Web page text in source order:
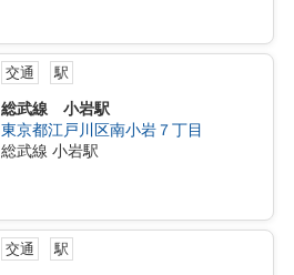
交通 駅
総武線 小岩駅
東京都江戸川区南小岩７丁目
総武線 小岩駅
交通 駅